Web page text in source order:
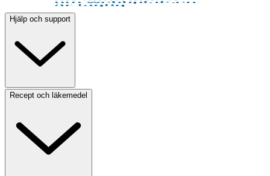
Hjälp och support
Recept och läkemedel